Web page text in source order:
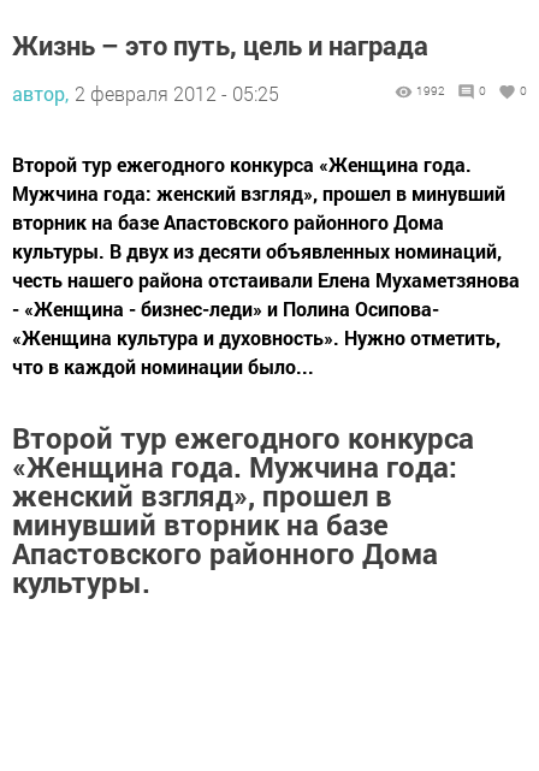
Жизнь – это путь, цель и награда
автор, 2 февраля 2012 - 05:25 1992 0 0
Второй тур ежегодного конкурса «Женщина года.
Мужчина года: женский взгляд», прошел в минувший
вторник на базе Апастовского районного Дома
культуры. В двух из десяти объявленных номинаций,
честь нашего района отстаивали Елена Мухаметзянова
- «Женщина - бизнес-леди» и Полина Осипова-
«Женщина культура и духовность». Нужно отметить,
что в каждой номинации было...
Второй тур ежегодного конкурса
«Женщина года. Мужчина года:
женский взгляд», прошел в
минувший вторник на базе
Апастовского районного Дома
культуры.